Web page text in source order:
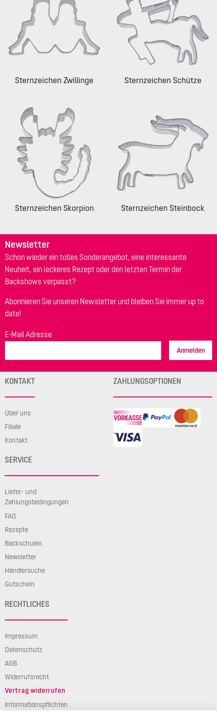
Sternzeichen Zwillinge Sternzeichen Schütze
Sternzeichen Skorpion Sternzeichen Steinbock
Newsletter
Schon wieder ein tolles Sonderangebot, eine interessante
Neuheit, ein leckeres Rezept oder den letzten Termin der
Backshows verpasst?
Abonnieren Sie unseren Newsletter und bleiben Sie immer up to
date!
E-Mail Adresse
Anmelden
KONTAKT
Über uns
Filiale
Kontakt
SERVICE
Liefer- und
Zahlungsbedingungen
FAQ
Rezepte
Backschulen
Newsletter
Händlersuche
Gutschein
RECHTLICHES
Impressum
Datenschutz
AGB
Widerrufsrecht
Vertrag widerrufen
Informationspflichten
ZAHLUNGSOPTIONEN